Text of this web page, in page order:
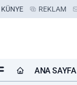
KÜNYE REKLAM
ANA SAYFA